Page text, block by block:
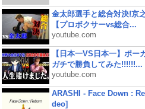
金太郎選手と総合対決!京
【プロボクサーvs総合...
youtube.com
【日本一VS日本一】ポー
ガチで勝負してみた!!!!!!...
youtube.com
ARASHI - Face Down :
deo]